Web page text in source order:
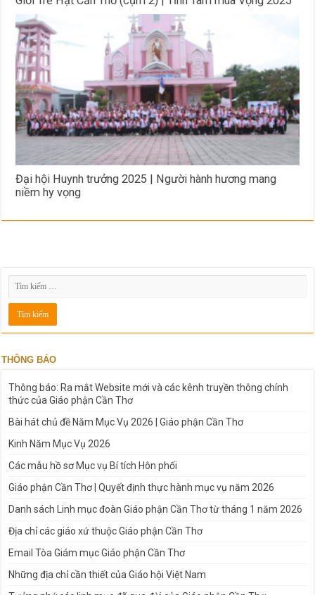
Đại hội Huynh trưởng 2025 | Người hành hương mang
niềm hy vọng
THÔNG BÁO
Thông báo: Ra mắt Website mới và các kênh truyền thông chính
thức của Giáo phận Cần Thơ
Bài hát chủ đề Năm Mục Vụ 2026 | Giáo phận Cần Thơ
Kinh Năm Mục Vụ 2026
Các mẫu hồ sơ Mục vụ Bí tích Hôn phối
Giáo phận Cần Thơ | Quyết định thực hành mục vụ năm 2026
Danh sách Linh mục đoàn Giáo phận Cần Thơ từ tháng 1 năm 2026
Địa chỉ các giáo xứ thuộc Giáo phận Cần Thơ
Email Tòa Giám mục Giáo phận Cần Thơ
Những địa chỉ cần thiết của Giáo hội Việt Nam